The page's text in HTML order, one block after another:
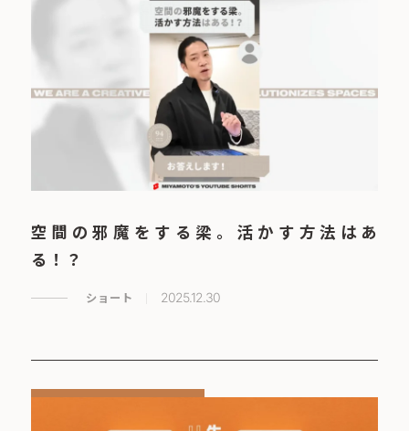
空間の邪魔をする梁。活かす方法はあ
る！？
ショート 2025.12.30